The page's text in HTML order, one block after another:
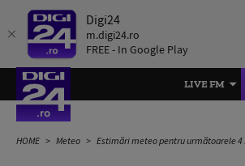
Digi24
m.digi24.ro
FREE - In Google Play
LIVE FM
HOME Meteo Estimări meteo pentru următoarele 4 săptămâni. Vreme posibil mai rece și